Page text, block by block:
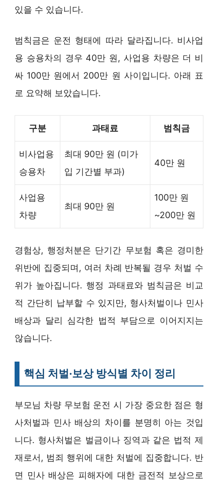
있을 수 있습니다.
범칙금은 운전 형태에 따라 달라집니다. 비사업
용 승용차의 경우 40만 원, 사업용 차량은 더 비
싸 100만 원에서 200만 원 사이입니다. 아래 표
로 요약해 보았습니다.
구분 과태료 범칙금
비사업용
승용차
최대 90만 원 (미가
입 기간별 부과)
40만 원
사업용
차량
최대 90만 원
100만 원
~200만 원
경험상, 행정처분은 단기간 무보험 혹은 경미한
위반에 집중되며, 여러 차례 반복될 경우 처벌 수
위가 높아집니다. 행정 과태료와 범칙금은 비교
적 간단히 납부할 수 있지만, 형사처벌이나 민사
배상과 달리 심각한 법적 부담으로 이어지지는
않습니다.
핵심 처벌·보상 방식별 차이 정리
부모님 차량 무보험 운전 시 가장 중요한 점은 형
사처벌과 민사 배상의 차이를 분명히 아는 것입
니다. 형사처벌은 벌금이나 징역과 같은 법적 제
재로서, 범죄 행위에 대한 처벌에 집중합니다. 반
면 민사 배상은 피해자에 대한 금전적 보상으로